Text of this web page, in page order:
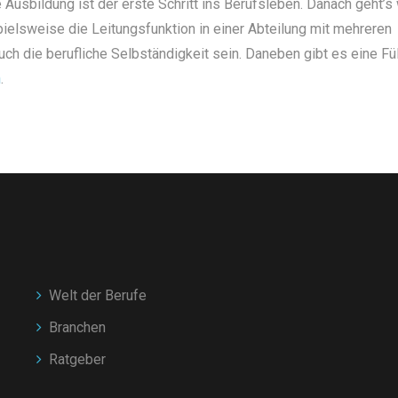
Ausbildung ist der erste Schritt ins Berufsleben. Danach geht’s
die Leitungsfunktion in einer Abteilung mit mehreren
die berufliche Selbständigkeit sein. Daneben gibt es eine
Welt der Berufe
Branchen
Ratgeber